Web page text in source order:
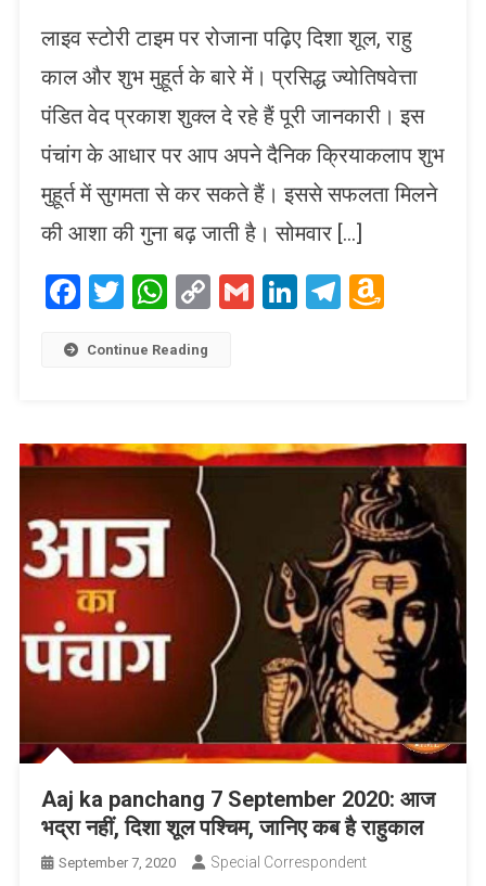
लाइव स्टोरी टाइम पर रोजाना पढ़िए दिशा शूल, राहु
काल और शुभ मुहूर्त के बारे में। प्रसिद्ध ज्योतिषवेत्ता
पंडित वेद प्रकाश शुक्ल दे रहे हैं पूरी जानकारी। इस
पंचांग के आधार पर आप अपने दैनिक क्रियाकलाप शुभ
मुहूर्त में सुगमता से कर सकते हैं। इससे सफलता मिलने
की आशा की गुना बढ़ जाती है। सोमवार […]
Facebook
TwitterWhatsApp
CopyGmailLinkedIn
Telegram
Continue Reading
Aaj ka panchang 7 September 2020: आज
भद्रा नहीं, दिशा शूल पश्चिम, जानिए कब है राहुकाल
September 7, 2020 Special Correspondent